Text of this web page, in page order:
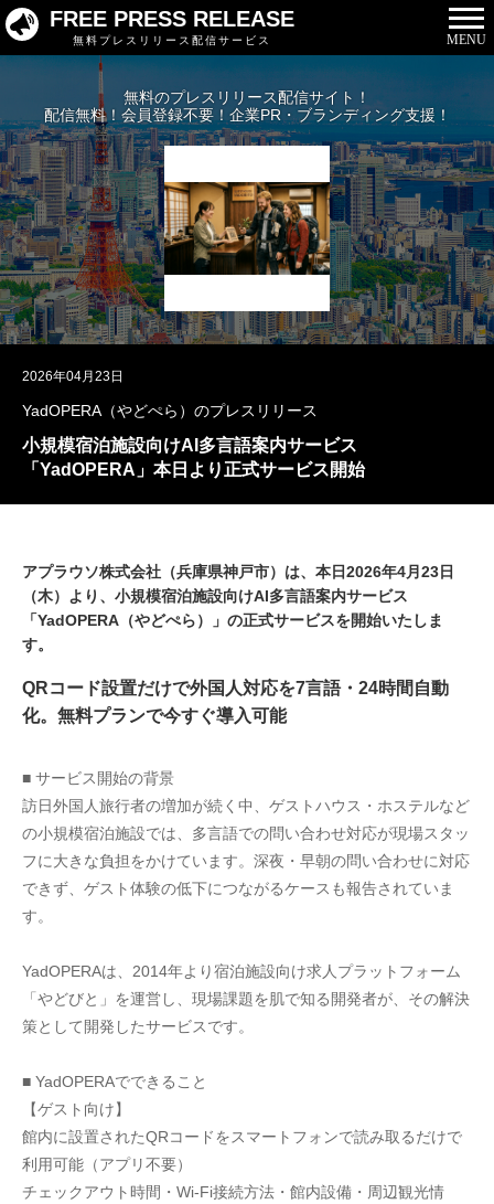
FREE PRESS RELEASE
無料プレスリリース配信サービス MENU
無料のプレスリリース配信サイト！
配信無料！会員登録不要！企業PR・ブランディング支援！
2026年04月23日
YadOPERA（やどぺら）のプレスリリース
小規模宿泊施設向けAI多言語案内サービス
「YadOPERA」本日より正式サービス開始
アプラウソ株式会社（兵庫県神戸市）は、本日2026年4月23日
（木）より、小規模宿泊施設向けAI多言語案内サービス
「YadOPERA（やどぺら）」の正式サービスを開始いたしま
す。
QRコード設置だけで外国人対応を7言語・24時間自動
化。無料プランで今すぐ導入可能
■ サービス開始の背景
訪日外国人旅行者の増加が続く中、ゲストハウス・ホステルなど
の小規模宿泊施設では、多言語での問い合わせ対応が現場スタッ
フに大きな負担をかけています。深夜・早朝の問い合わせに対応
できず、ゲスト体験の低下につながるケースも報告されていま
す。
YadOPERAは、2014年より宿泊施設向け求人プラットフォーム
「やどびと」を運営し、現場課題を肌で知る開発者が、その解決
策として開発したサービスです。
■ YadOPERAでできること
【ゲスト向け】
館内に設置されたQRコードをスマートフォンで読み取るだけで
利用可能（アプリ不要）
チェックアウト時間・Wi-Fi接続方法・館内設備・周辺観光情